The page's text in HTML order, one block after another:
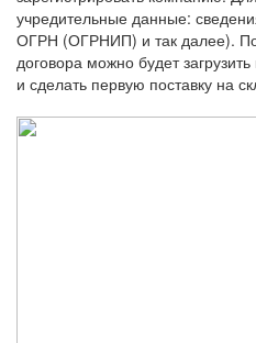
учредительные данные:
ОГРН (ОГРНИП) и так далее).
договора можно будет
и сделать первую поставку на